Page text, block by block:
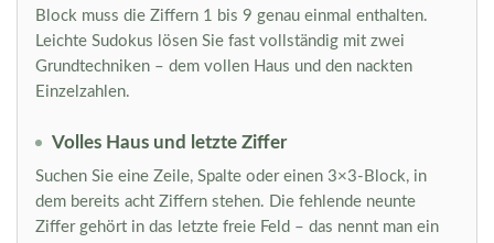
Block muss die Ziffern 1 bis 9 genau einmal enthalten.
Leichte Sudokus lösen Sie fast vollständig mit zwei
Grundtechniken – dem vollen Haus und den nackten
Einzelzahlen.
Volles Haus und letzte Ziffer
Suchen Sie eine Zeile, Spalte oder einen 3×3-Block, in
dem bereits acht Ziffern stehen. Die fehlende neunte
Ziffer gehört in das letzte freie Feld – das nennt man ein